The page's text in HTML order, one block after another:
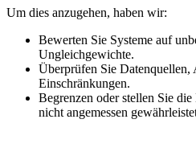
Um dies anzugehen, haben wir:
Bewerten Sie Systeme auf
Ungleichgewichte.
Überprüfen Sie Datenquellen,
Einschränkungen.
Begrenzen oder stellen Sie
nicht angemessen